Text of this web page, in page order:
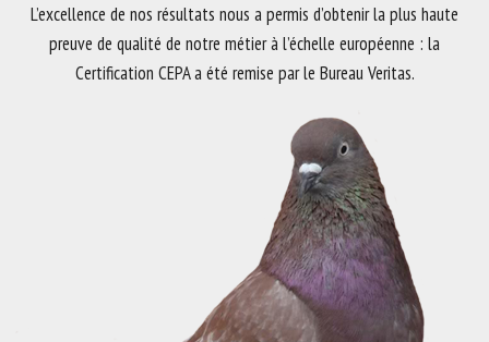
L’excellence de nos résultats nous a permis d’obtenir la plus haute
preuve de qualité de notre métier à l’échelle européenne : la
Certification CEPA a été remise par le Bureau Veritas.